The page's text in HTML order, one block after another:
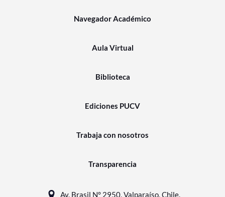
Navegador Académico
Aula Virtual
Biblioteca
Ediciones PUCV
Trabaja con nosotros
Transparencia
Av. Brasil N° 2950, Valparaíso, Chile.